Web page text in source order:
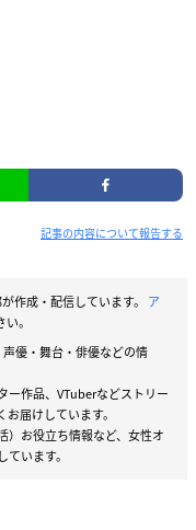
記事の内容について報告する
作成・配信しています。 ア
。
優・舞台・俳優などの情
ー作品、VTuberなどストリー
届けしています。
）お役立ち情報など、女性オ
います。